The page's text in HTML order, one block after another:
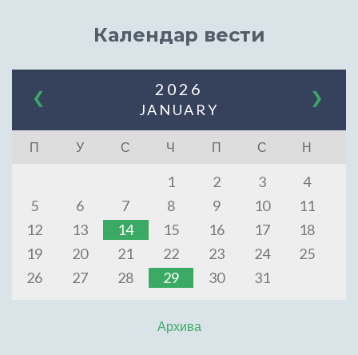
Календар вести
❮ ❯
2026
JANUARY
П У С Ч П С Н
1 2 3
4
5
6 7 8 9 10
11
12
13 14 15 16 17
18
19
20 21 22 23 24
25
26
27 28 29 30 31
Архива